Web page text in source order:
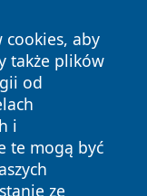
cookies, aby
także plików
od
i
te mogą być
ze
prawa zastrzeżone.
Polityka